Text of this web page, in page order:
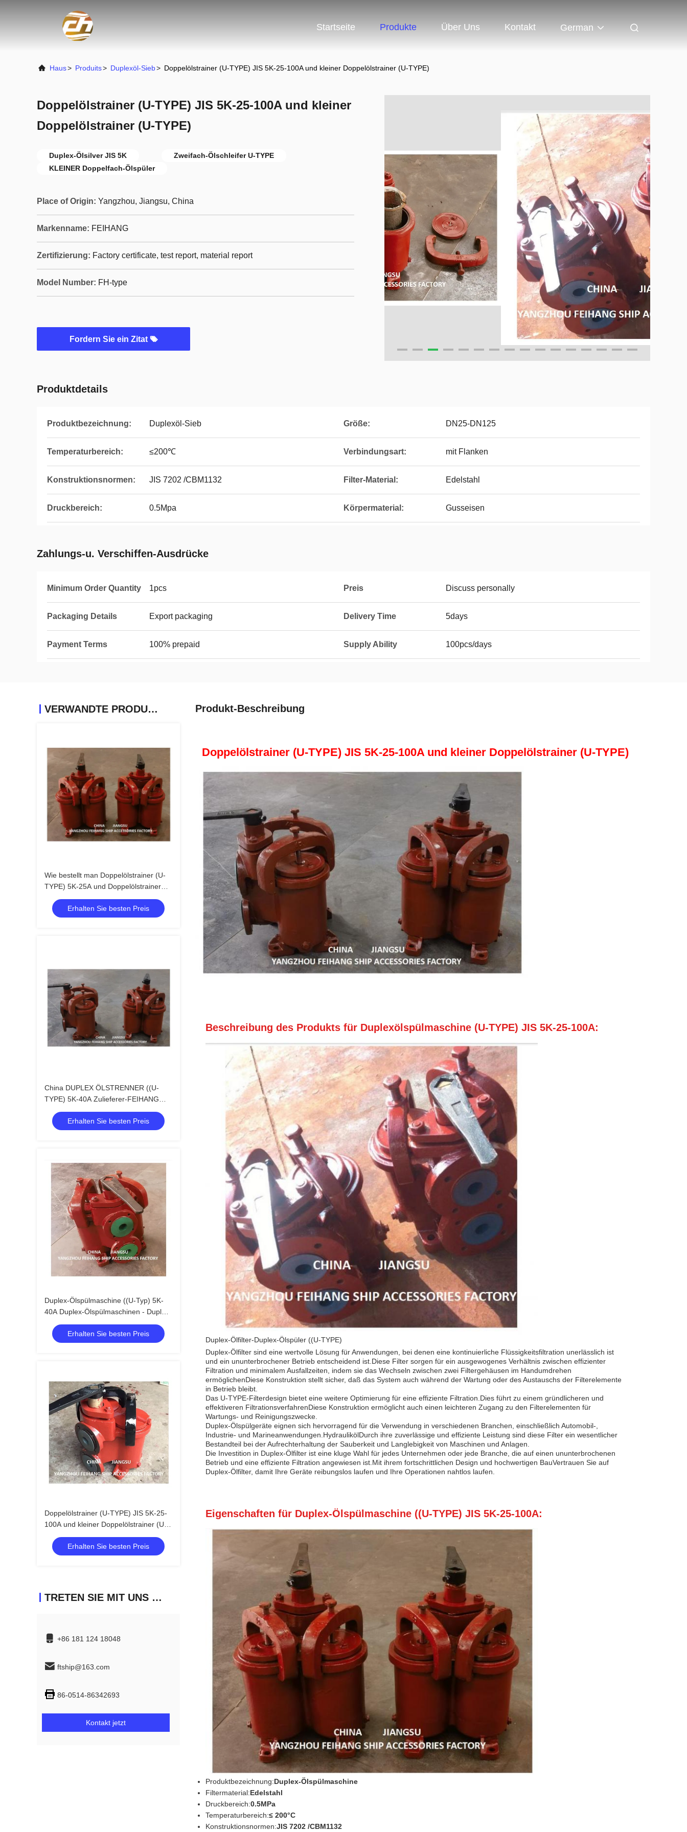
Startseite Produkte Über Uns Kontakt German
Haus> Produits> Duplexöl-Sieb> Doppelölstrainer (U-TYPE) JIS 5K-25-100A und kleiner Doppelölstrainer (U-TYPE)
Doppelölstrainer (U-TYPE) JIS 5K-25-100A und kleiner
Doppelölstrainer (U-TYPE)
Duplex-Ölsilver JIS 5K
Zweifach-Ölschleifer U-TYPE
KLEINER Doppelfach-Ölspüler
Place of Origin: Yangzhou, Jiangsu, China
Markenname: FEIHANG
Zertifizierung: Factory certificate, test report, material report
Model Number: FH-type
Fordern Sie ein Zitat
Produktdetails
Produktbezeichnung: Duplexöl-Sieb Größe: DN25-DN125
Temperaturbereich: ≤200℃ Verbindungsart: mit Flanken
Konstruktionsnormen: JIS 7202 /CBM1132 Filter-Material: Edelstahl
Druckbereich: 0.5Mpa Körpermaterial: Gusseisen
Zahlungs-u. Verschiffen-Ausdrücke
Minimum Order Quantity 1pcs Preis Discuss personally
Packaging Details Export packaging Delivery Time 5days
Payment Terms 100% prepaid Supply Ability 100pcs/days
VERWANDTE PRODUKTE
Wie bestellt man Doppelölstrainer (U-
TYPE) 5K-25A und Doppelölstrainer
(U-TYPE)
Erhalten Sie besten Preis
China DUPLEX ÖLSTRENNER ((U-
TYPE) 5K-40A Zulieferer-FEIHANG
MARINE
Erhalten Sie besten Preis
Duplex-Ölspülmaschine ((U-Typ) 5K-
40A Duplex-Ölspülmaschinen - Duplex-
Korbölspülmaschinen
Erhalten Sie besten Preis
Doppelölstrainer (U-TYPE) JIS 5K-25-
100A und kleiner Doppelölstrainer (U-
TYPE)
Erhalten Sie besten Preis
TRETEN SIE MIT UNS IN VERBINDUNG
+86 181 124 18048
ftship@163.com
86-0514-86342693
Kontakt jetzt
Produkt-Beschreibung
Doppelölstrainer (U-TYPE) JIS 5K-25-100A und kleiner Doppelölstrainer (U-TYPE)
Beschreibung des Produkts für Duplexölspülmaschine (U-TYPE) JIS 5K-25-100A:
Duplex-Ölfilter-Duplex-Ölspüler ((U-TYPE)
Duplex-Ölfilter sind eine wertvolle Lösung für Anwendungen, bei denen eine kontinuierliche Flüssigkeitsfiltration unerlässlich ist
und ein ununterbrochener Betrieb entscheidend ist.Diese Filter sorgen für ein ausgewogenes Verhältnis zwischen effizienter
Filtration und minimalem Ausfallzeiten, indem sie das Wechseln zwischen zwei Filtergehäusen im Handumdrehen
ermöglichenDiese Konstruktion stellt sicher, daß das System auch während der Wartung oder des Austauschs der Filterelemente
in Betrieb bleibt.
Das U-TYPE-Filterdesign bietet eine weitere Optimierung für eine effiziente Filtration.Dies führt zu einem gründlicheren und
effektiveren FiltrationsverfahrenDiese Konstruktion ermöglicht auch einen leichteren Zugang zu den Filterelementen für
Wartungs- und Reinigungszwecke.
Duplex-Ölspülgeräte eignen sich hervorragend für die Verwendung in verschiedenen Branchen, einschließlich Automobil-,
Industrie- und Marineanwendungen.HydraulikölDurch ihre zuverlässige und effiziente Leistung sind diese Filter ein wesentlicher
Bestandteil bei der Aufrechterhaltung der Sauberkeit und Langlebigkeit von Maschinen und Anlagen.
Die Investition in Duplex-Ölfilter ist eine kluge Wahl für jedes Unternehmen oder jede Branche, die auf einen ununterbrochenen
Betrieb und eine effiziente Filtration angewiesen ist.Mit ihrem fortschrittlichen Design und hochwertigen BauVertrauen Sie auf
Duplex-Ölfilter, damit Ihre Geräte reibungslos laufen und Ihre Operationen nahtlos laufen.
Eigenschaften für Duplex-Ölspülmaschine ((U-TYPE) JIS 5K-25-100A:
Produktbezeichnung:Duplex-Ölspülmaschine
Filtermaterial:Edelstahl
Druckbereich:0.5MPa
Temperaturbereich:≤ 200°C
Konstruktionsnormen:JIS 7202 /CBM1132